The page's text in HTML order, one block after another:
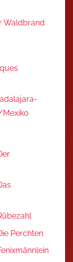
Waldbrand
Mexiko
Perchten